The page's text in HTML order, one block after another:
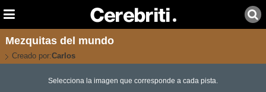
Mezquitas del mundo
Creado por:Carlos
Selecciona la imagen que corresponde a cada pista.